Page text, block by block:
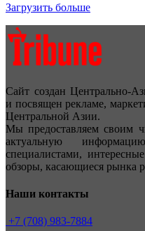
Загрузить больше
Сайт создан Центрально-
и посвящен рекламе,
Центральной Азии.
Мы предоставляем своим
актуальную
специалистами,
обзоры, касающиеся рынка
Наши контакты
+7 (708) 983-7884